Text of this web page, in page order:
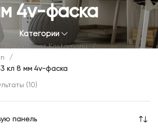
4v-фаска
Категории
Ламинат Kastamonu
кл 8 мм 4v-фаска
(10)
панель